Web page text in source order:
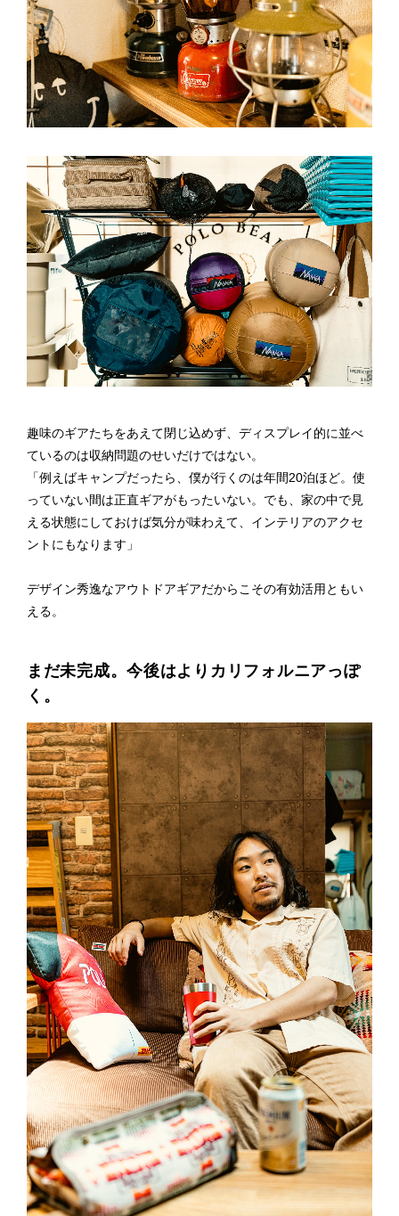
趣味のギアたちをあえて閉じ込めず、ディスプレイ的に並べ
ているのは収納問題のせいだけではない。
「例えばキャンプだったら、僕が行くのは年間20泊ほど。使
っていない間は正直ギアがもったいない。 でも、家の中で見
える状態にしておけば気分が味わえて、インテリアのアクセ
ントにもなります」
デザイン秀逸なアウトドアギアだからこその有効活用ともい
える。
まだ未完成。今後はよりカリフォルニアっぽ
く。